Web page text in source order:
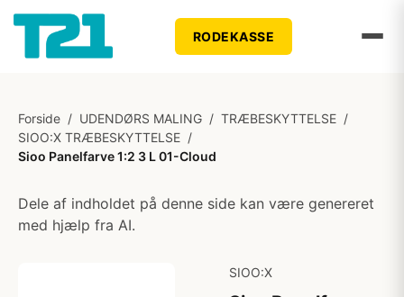
RODEKASSE
Forside / UDENDØRS MALING / TRÆBESKYTTELSE /
SIOO:X TRÆBESKYTTELSE /
Sioo Panelfarve 1:2 3 L 01-Cloud
Dele af indholdet på denne side kan være genereret
med hjælp fra AI.
SIOO:X